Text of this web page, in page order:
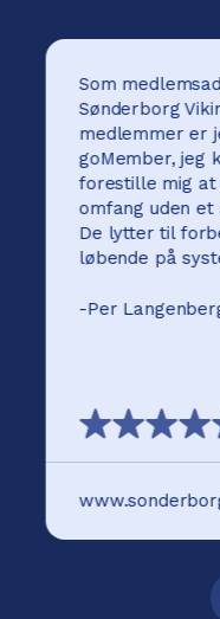
Som
Sønderborg
medlemmer er
goMember, jeg
forestille mig at
omfang uden et
De lytter til
løbende på
-Per